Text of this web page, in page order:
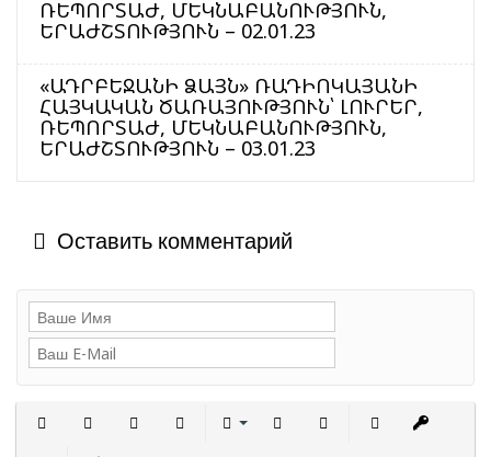
ՌԵՊՈՐՏԱԺ, ՄԵԿՆԱԲԱՆՈՒԹՅՈՒՆ,
ԵՐԱԺՇՏՈՒԹՅՈՒՆ – 02.01.23
«ԱԴՐԲԵՋԱՆԻ ՁԱՅՆ» ՌԱԴԻՈԿԱՅԱՆԻ
ՀԱՅԿԱԿԱՆ ԾԱՌԱՅՈՒԹՅՈՒՆ՝ ԼՈՒՐԵՐ,
ՌԵՊՈՐՏԱԺ, ՄԵԿՆԱԲԱՆՈՒԹՅՈՒՆ,
ԵՐԱԺՇՏՈՒԹՅՈՒՆ – 03.01.23
Оставить комментарий
Полужирный